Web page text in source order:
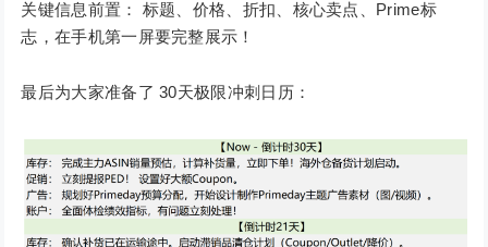
关键信息前置： 标题、价格、折扣、核心卖点、Prime标
志，在手机第一屏要完整展示！
最后为大家准备了 30天极限冲刺日历：